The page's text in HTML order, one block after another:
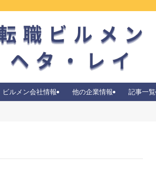
ビルメン会社情報 他の企業情報 記事一覧